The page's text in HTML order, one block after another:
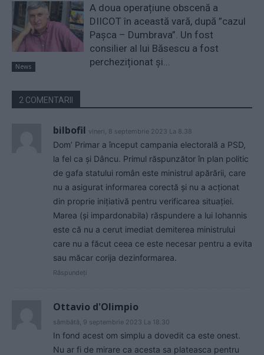
News
A doua operațiune obscenă a
DIICOT în această vară, după ”cazul
Pașca – Dumbrava”. Un fost
consilier al lui Băsescu a fost
percheziționat și...
2 COMENTARII
bilbofil vineri, 8 septembrie 2023 La 8.38
Dom’ Primar a început campania electorală a PSD,
la fel ca și Dâncu. Primul răspunzător în plan politic
de gafa statului român este ministrul apărării, care
nu a asigurat informarea corectă și nu a acționat
din proprie inițiativă pentru verificarea situației.
Marea (și impardonabila) răspundere a lui Iohannis
este că nu a cerut imediat demiterea ministrului
care nu a făcut ceea ce este necesar pentru a evita
sau măcar corija dezinformarea.
Răspundeți
Ottavio d'Olimpio
sâmbătă, 9 septembrie 2023 La 18.30
In fond acest om simplu a dovedit ca este onest.
Nu ar fi de mirare ca acesta sa plateasca pentru